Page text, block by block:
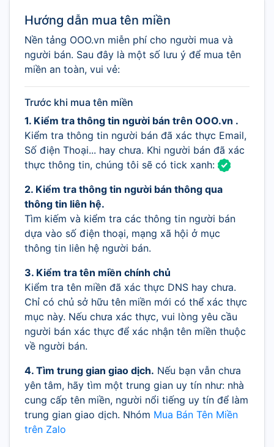
Hướng dẫn mua tên miền
Nền tảng OOO.vn miễn phí cho người mua và
người bán. Sau đây là một số lưu ý để mua tên
miền an toàn, vui vẻ:
Trước khi mua tên miền
1. Kiểm tra thông tin người bán trên OOO.vn .
Kiểm tra thông tin người bán đã xác thực Email,
Số điện Thoại... hay chưa. Khi người bán đã xác
thực thông tin, chúng tôi sẽ có tick xanh:
2. Kiểm tra thông tin người bán thông qua
thông tin liên hệ.
Tìm kiếm và kiểm tra các thông tin người bán
dựa vào số điện thoại, mạng xã hội ở mục
thông tin liên hệ người bán.
3. Kiểm tra tên miền chính chủ
Kiểm tra tên miền đã xác thực DNS hay chưa.
Chỉ có chủ sở hữu tên miền mới có thể xác thực
mục này. Nếu chưa xác thực, vui lòng yêu cầu
người bán xác thực để xác nhận tên miền thuộc
về người bán.
4. Tìm trung gian giao dịch. Nếu bạn vẫn chưa
yên tâm, hãy tìm một trung gian uy tín như: nhà
cung cấp tên miền, người nổi tiếng uy tín để làm
trung gian giao dịch. Nhóm Mua Bán Tên Miền
trên Zalo